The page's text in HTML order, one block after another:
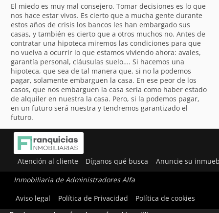
El miedo es muy mal consejero. Tomar decisiones es lo que
nos hace estar vivos. Es cierto que a mucha gente durante
estos años de crisis los bancos les han embargado sus
casas, y también es cierto que a otros muchos no. Antes de
contratar una hipoteca miremos las condiciones para que
no vuelva a ocurrir lo que estamos viviendo ahora: avales,
garantía personal, cláusulas suelo…. Si hacemos una
hipoteca, que sea de tal manera que, si no la podemos
pagar, solamente embarguen la casa. En ese peor de los
casos, que nos embarguen la casa sería como haber estado
de alquiler en nuestra la casa. Pero, si la podemos pagar,
en un futuro será nuestra y tendremos garantizado el
futuro.
Atención al cliente Díganos qué busca Anuncie su
Inmobiliaria de Administradores Alfa
Aviso legal
Política de Privacidad Política de cookies
Utilizamos cookies para ofrecerte la mejor experiencia en